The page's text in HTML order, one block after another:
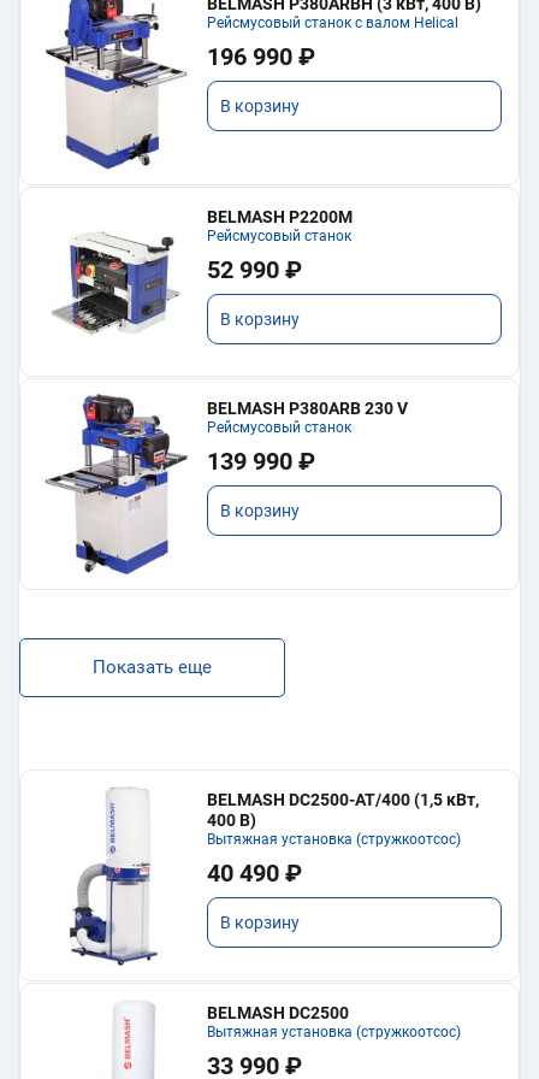
BELMASH P380ARBH (3 кВт, 400 В)
Рейсмусовый станок с валом Helical
196 990 ₽
В корзину
BELMASH P2200M
Рейсмусовый станок
52 990 ₽
В корзину
BELMASH P380ARB 230 V
Рейсмусовый станок
139 990 ₽
В корзину
Показать еще
BELMASH DC2500-AT/400 (1,5 кВт,
400 В)
Вытяжная установка (стружкоотсос)
40 490 ₽
В корзину
BELMASH DC2500
Вытяжная установка (стружкоотсос)
33 990 ₽